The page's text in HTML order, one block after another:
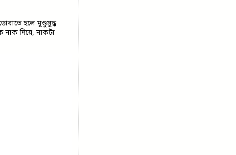
হলে মুণ্ডুসুদ্ধ
নাক দিয়ে, নাকটা